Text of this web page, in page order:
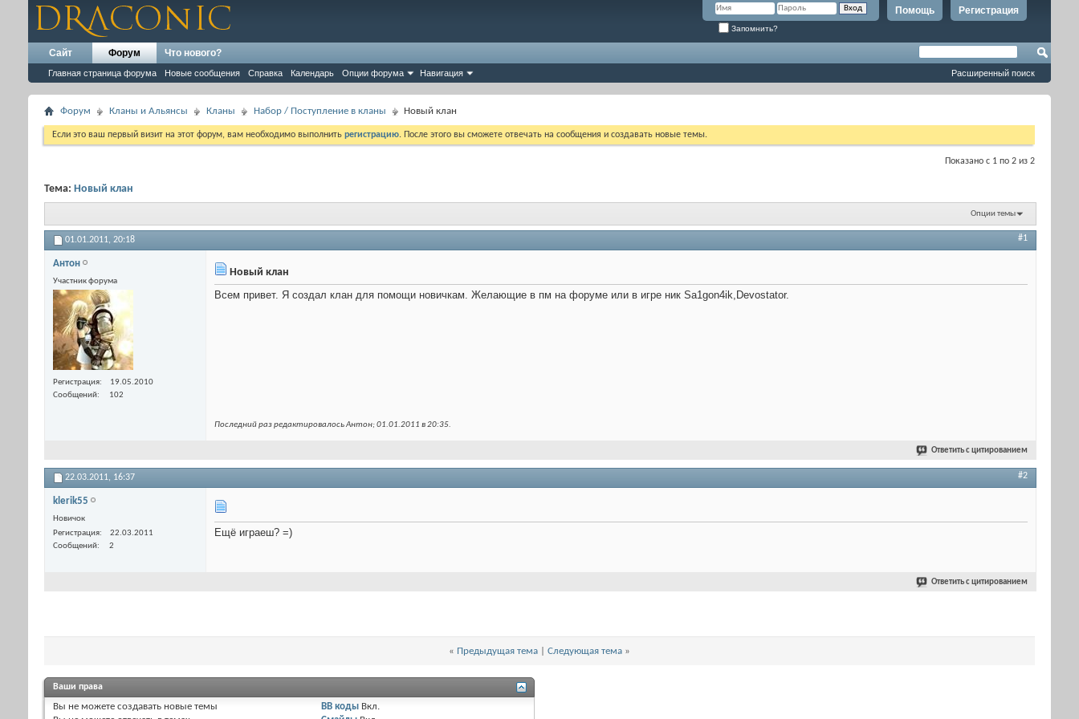
Регистрация
Помощь
Запомнить?
Сайт Форум
Главная страница форума Новые сообщения Справка Календарь Опции форума Навигация
Что нового?
Расширенный поиск
Форум Кланы и Альянсы Кланы Набор / Поступление в кланы Новый клан
Если это ваш первый визит на этот форум, вам необходимо выполнить регистрацию. После этого вы сможете отвечать на сообщения и создавать новые темы.
Показано с 1 по 2 из 2
Тема: Новый клан
Опции темы
01.01.2011, 20:18 #1
Антон
Участник форума
Регистрация
19.05.2010
Сообщений
102
Новый клан
Всем привет. Я создал клан для помощи новичкам. Желающие в пм на форуме или в игре ник Sa1gon4ik,Devostator.
Последний раз редактировалось Антон; 01.01.2011 в20:35.
Ответить с цитированием
22.03.2011, 16:37 #2
klerik55
Новичок
Регистрация
22.03.2011
Сообщений
2
Ещё играеш? =)
Ответить с цитированием
« Предыдущая тема Следующая тема »
Ваши права
Вы не можете создавать новые темы
BB коды Вкл.